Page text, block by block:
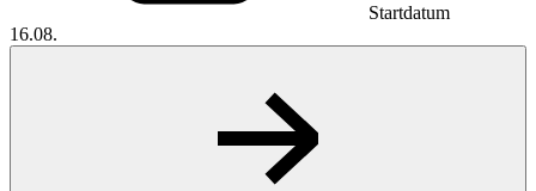
Startdatum
16.08.